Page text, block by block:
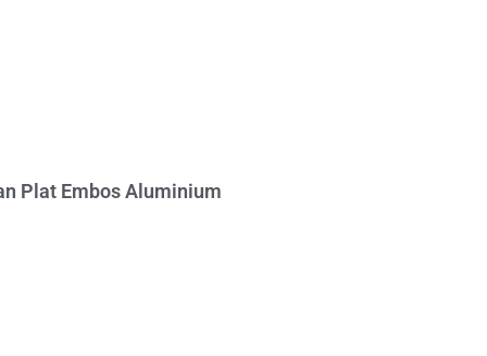
Plat Embos Aluminium